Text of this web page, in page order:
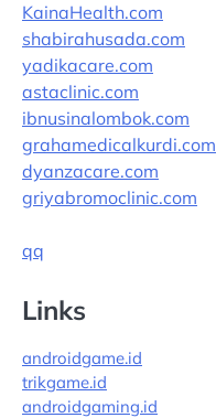
KainaHealth.com
shabirahusada.com
yadikacare.com
astaclinic.com
ibnusinalombok.com
grahamedicalkurdi.com
dyanzacare.com
griyabromoclinic.com
qq
Links
androidgame.id
trikgame.id
androidgaming.id